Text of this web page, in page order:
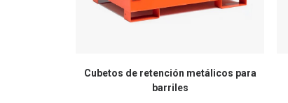
Cubetos de retención metálicos para
barriles